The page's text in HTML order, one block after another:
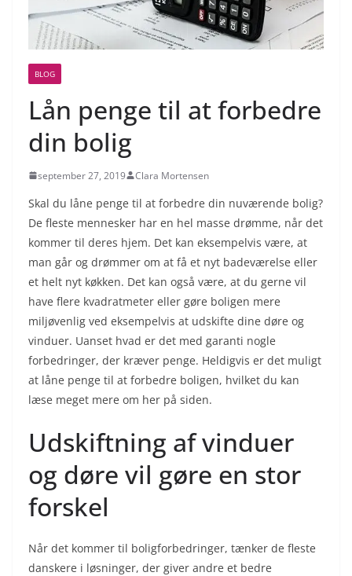
BLOG
Lån penge til at forbedre
din bolig
september 27, 2019 Clara Mortensen
Skal du låne penge til at forbedre din nuværende bolig?
De fleste mennesker har en hel masse drømme, når det
kommer til deres hjem. Det kan eksempelvis være, at
man går og drømmer om at få et nyt badeværelse eller
et helt nyt køkken. Det kan også være, at du gerne vil
have flere kvadratmeter eller gøre boligen mere
miljøvenlig ved eksempelvis at udskifte dine døre og
vinduer. Uanset hvad er det med garanti nogle
forbedringer, der kræver penge. Heldigvis er det muligt
at låne penge til at forbedre boligen, hvilket du kan
læse meget mere om her på siden.
Udskiftning af vinduer
og døre vil gøre en stor
forskel
Når det kommer til boligforbedringer, tænker de fleste
danskere i løsninger, der giver andre et bedre